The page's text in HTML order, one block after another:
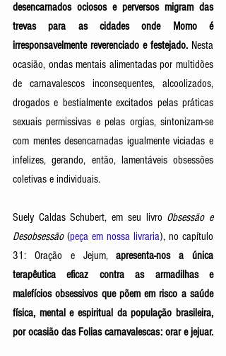
desencarnados ociosos e perversos migram das
trevas para as cidades onde Momo é
irresponsavelmente reverenciado e festejado. Nesta
ocasião, ondas mentais alimentadas por multidões
de carnavalescos inconsequentes, alcoolizados,
drogados e bestialmente excitados pelas práticas
sexuais permissivas e pelas orgias, sintonizam-se
com mentes desencarnadas igualmente viciadas e
infelizes, gerando, então, lamentáveis obsessões
coletivas e individuais.
Suely Caldas Schubert, em seu livro Obsessão e
Desobsessão (peça em nossa livraria), no capítulo
31: Oração e Jejum, apresenta-nos a única
terapêutica eficaz contra as armadilhas e
malefícios obsessivos que põem em risco a saúde
física, mental e espiritual da população brasileira,